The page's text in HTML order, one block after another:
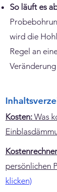
So läuft es
wird die
Regel an
Kosten: Was
persönlichen
klicken)